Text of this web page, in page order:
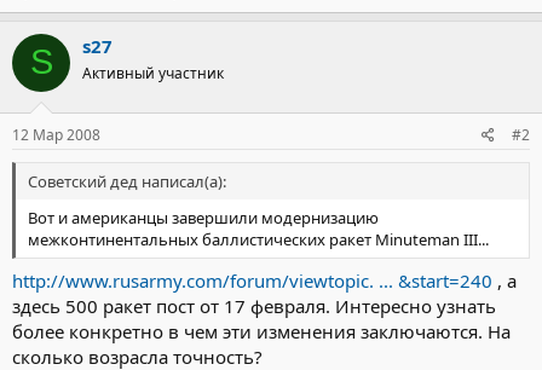
S s27
Активный участник
12 Мар 2008 #2
Советский дед написал(а):
Вот и американцы завершили модернизацию
межконтинентальных баллистических ракет Minuteman III...
http://www.rusarmy.com/forum/viewtopic. ... &start=240 , а
здесь 500 ракет пост от 17 февраля. Интересно узнать
более конкретно в чем эти изменения заключаются. На
сколько возрасла точность?